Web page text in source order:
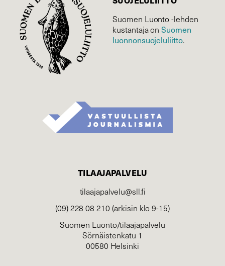
Suomen Luonto -lehden
kustantaja onSuomen
luonnonsuojelu­liitto.
TILAAJAPALVELU
tilaajapalvelu@sll.fi
(09) 228 08 210 (arkisin klo 9-15)
Suomen Luonto/tilaajapalvelu
Sörnäistenkatu 1
00580 Helsinki